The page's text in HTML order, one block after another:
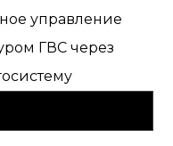
управление
ГВС через